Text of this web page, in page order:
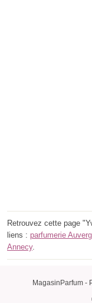
Retrouvez cette page
liens : parfumerie
Annecy.
MagasinParfum -